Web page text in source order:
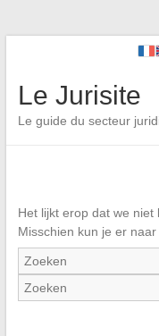
Le Jurisite
Le guide du secteur
Het lijkt erop dat we niet
Misschien kun je er naar